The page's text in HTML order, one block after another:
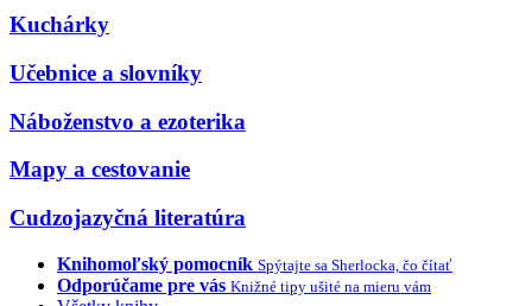
Kuchárky
Učebnice a slovníky
Náboženstvo a ezoterika
Mapy a cestovanie
Cudzojazyčná literatúra
Knihomoľský pomocník Spýtajte sa Sherlocka, čo čítať
Odporúčame pre vás Knižné tipy ušité na mieru vám